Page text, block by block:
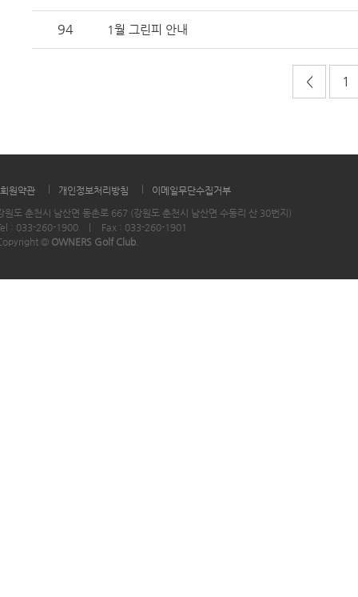
94 1월 그린피 안내
< 1
회원약관 개인정보처리방침
이메일무단수집거부
원도 춘천시 남산면 동촌로 667 (강원도 춘천시 남산면 수동리 산 30번지)
: 033-260-1900
Fax : 033-260-1901
© OWNERS Golf Club